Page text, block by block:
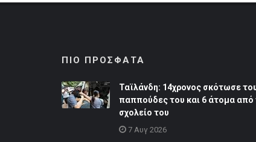
ΠΙΟ ΠΡΟΣΦΑΤΑ
Ταϊλάνδη: 14χρονος σκότωσε
παππούδες του και 6 άτομα από
σχολείο του
7 Αυγ 2026